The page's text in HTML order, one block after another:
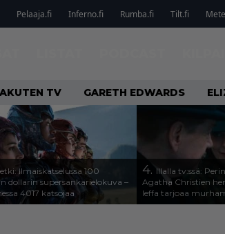
Pelaaja.fi Inferno.fi Rumba.fi Tilt.fi
TV GARETH EDWARDS
Ilmaiskatselussa 100
dollarin supersankarielokuva –
4017 katsojaa
4. Illalla tv:ssä:
Agatha Christien
leffa tarjoaa